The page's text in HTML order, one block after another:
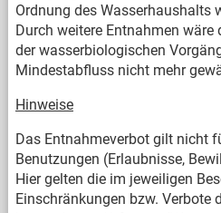
Ordnung des Wasserhaushalts
Durch weitere Entnahmen
der wasserbiologischen
Mindestabfluss nicht mehr
Hinweise
Das Entnahmeverbot gilt nicht
Benutzungen (Erlaubnisse,
Hier gelten die im jeweiligen
Einschränkungen bzw. Verbote